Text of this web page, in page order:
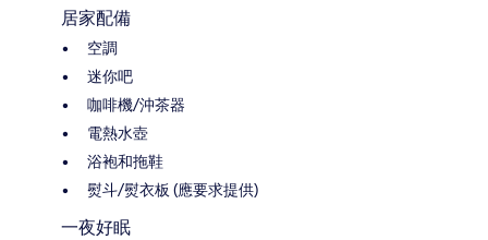
居家配備
空調
迷你吧
咖啡機/沖茶器
電熱水壺
浴袍和拖鞋
熨斗/熨衣板 (應要求提供)
一夜好眠